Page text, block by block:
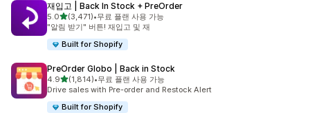
재입고 | Back In Stock + PreOrder
5.0별 5개 중
(3,471)
총 리뷰 3471개
•무료 플랜 사용 가능
"알림 받기" 버튼! 재입고 및 재
Built for Shopify
PreOrder Globo | Back in Stock
4.9별 5개 중
(1,814)
총 리뷰 1814개
•무료 플랜 사용 가능
Drive sales with Pre-order and Restock Alert
Built for Shopify